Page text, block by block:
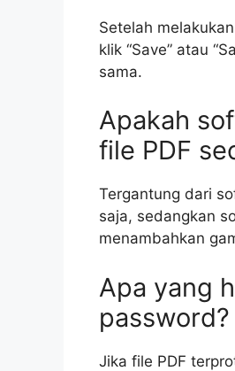
Setelah
klik “Save” atau
sama.
Apakah
file PDF
Tergantung dari
saja, sedangkan
menambahkan
Apa yang
password?
Jika file PDF